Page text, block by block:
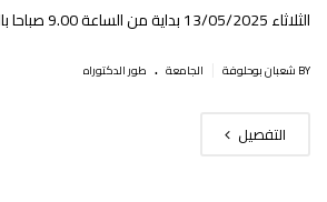
الثلاثاء 13/05/2025 بداية من الساعة 9.00 صباحا بالمدرج رقم 1
BY شعبان بوحلوفة الجامعة . طور الدكتوراه
التفصيل